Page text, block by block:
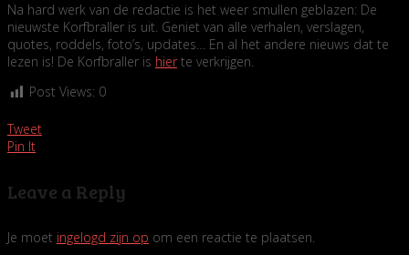
Na hard werk van de redactie is het weer smullen geblazen: De
nieuwste Korfbraller is uit. Geniet van alle verhalen, verslagen,
quotes, roddels, foto’s, updates… En al het andere nieuws dat te
lezen is! De Korfbraller is hierte verkrijgen.
Post Views: 0
Tweet
Pin It
Leave a Reply
Je moet ingelogd zijn op om een reactie te plaatsen.